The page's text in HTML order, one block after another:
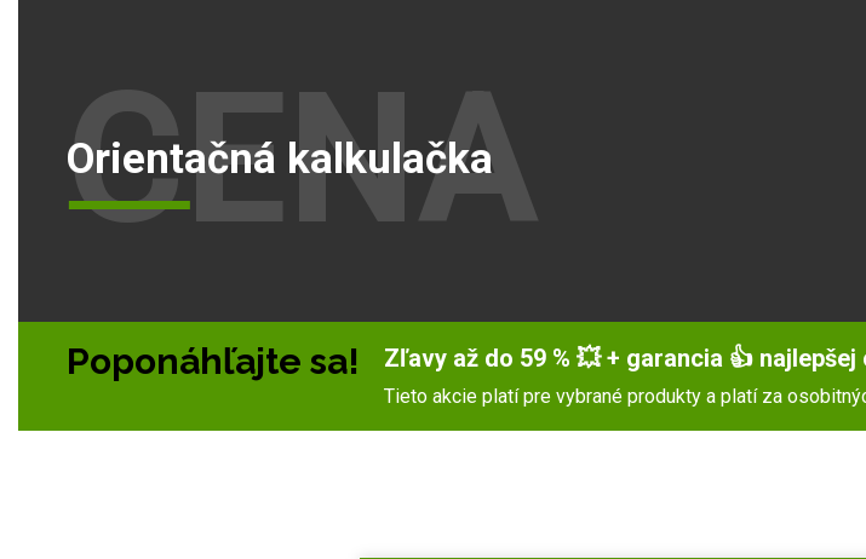
CENA
Orientačná kalkulačka
Poponáhľajte sa! Zľavy až do 59 % 💥 + garancia 👍 najlepšej
Tieto akcie platí pre vybrané produkty a platí za